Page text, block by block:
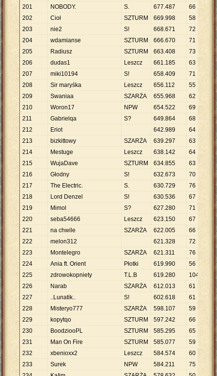
201
NOBODY. S. 677.487 66
202
Cioł SZTURM 669.998 58
203
nie2 S! 668.671 72 9.
204
wdamianse SZTURM 666.670 71
.
205
Radiusz SZTURM 663.408 73 9 .
206
dudas1 Leszcz 661.185 63
207
miki10194 S! 658.409 71
208
Sir maryśka Leszcz 656.112 55
209
Swaniaa SZARŻA 655.968 62
210
Woron17 NPW 654.522 69
.
211
Gabrielqa S? 649.864 68 9.
212
Eriot 642.989 64
213
bizkittowy SZARŻA 639.297 63
214
Mestuge Leszcz 638.142 64 9.
215
WujaDave SZTURM 634.855 63
216
Głodny S! 632.673 70 9.
217
The Electric. S. 630.729 76 8.
218
Lord Denzel S! 630.536 67
.
219
Mimol S? 627.280 71 8.
220
seba54666 Leszcz 623.150 67 9
221
na chwile SZARŻA 622.005 66
.
222
melon312 621.328 72 8.
223
Montelegro SZARŻA 621.311 76
224
Ania ft. Orient Płotki 619.990 56
225
zdrowokopniety T.L.B 619.280 104 5.
226
Narab SZARŻA 612.013 61
227
..Lunatik.. S! 602.618 61 9
228
Misteryo777 SZARŻA 598.107 59
229
kopytqo SZTURM 597.242 66
.
230
BoodziooPL SZTURM 585.295 65 9 .
231
Man On Fire SZTURM 585.077 59 9.
232
xbenioxx2 Leszcz 584.574 60
233
Surek NPW 584.211 75 7.